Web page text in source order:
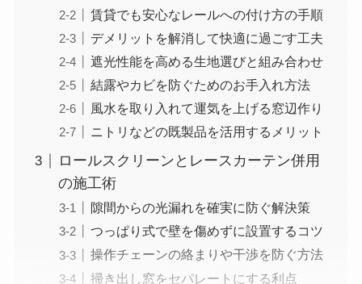
賃貸でも安心なレールへの付け方の手順
デメリットを解消して快適に過ごす工夫
遮光性能を高める生地選びと組み合わせ
結露やカビを防ぐためのお手入れ方法
風水を取り入れて運気を上げる窓辺作り
ニトリなどの既製品を活用するメリット
ロールスクリーンとレースカーテン併用
の施工術
隙間からの光漏れを確実に防ぐ解決策
つっぱり式で壁を傷めずに設置するコツ
操作チェーンの絡まりや干渉を防ぐ方法
掃き出し窓をセパレートにする利点